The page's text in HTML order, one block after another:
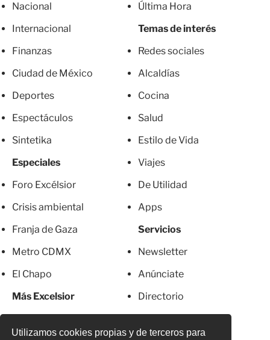
Utilizamos cookies propias y de terceros para
Nacional
Internacional
Finanzas
Ciudad de México
Deportes
Espectáculos
Sintetika
Especiales
Foro Excélsior
Crisis ambiental
Franja de Gaza
Metro CDMX
El Chapo
Más Excelsior
Última Hora
Temas de interés
Redes sociales
Alcaldías
Cocina
Salud
Estilo de Vida
Viajes
De Utilidad
Apps
Servicios
Newsletter
Anúnciate
Directorio